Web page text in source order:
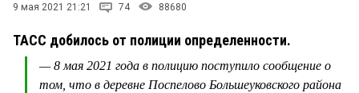
9 мая 2021 21:21 74 88680
ТАСС добилось от полиции определенности.
— 8 мая 2021 года в полицию поступило сообщение о
том, что в деревне Поспелово Большеуковского района